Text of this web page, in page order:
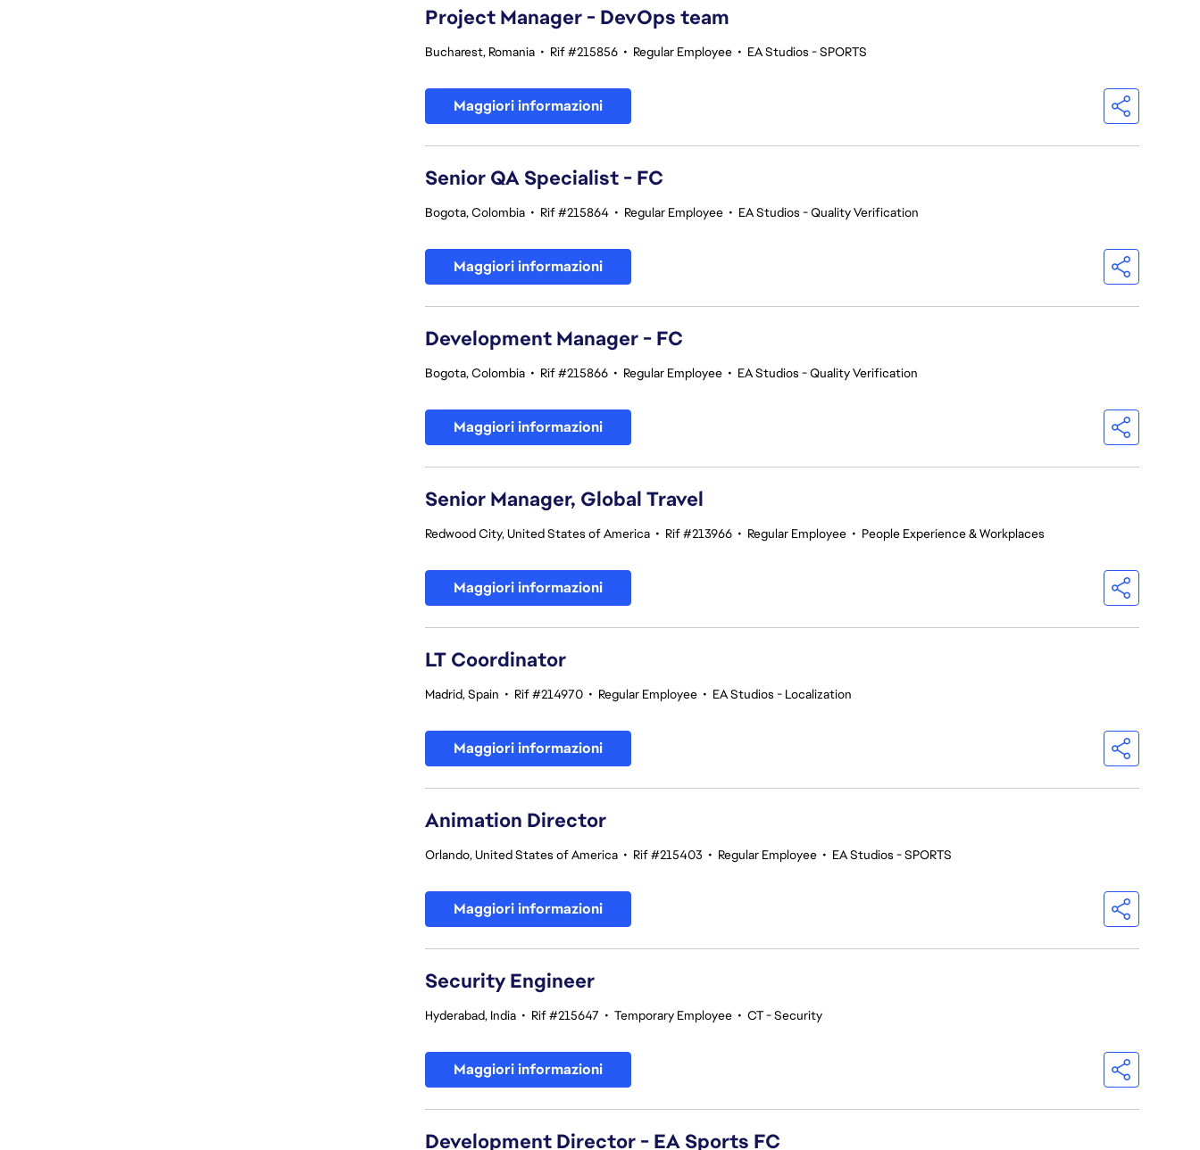
Project Manager - DevOps team
Bucharest, Romania • Rif #215856 • Regular Employee • EA Studios - SPORTS
Maggiori informazioni
Senior QA Specialist - FC
Bogota, Colombia • Rif #215864 • Regular Employee • EA Studios - Quality Verification
Maggiori informazioni
Development Manager - FC
Bogota, Colombia • Rif #215866 • Regular Employee • EA Studios - Quality Verification
Maggiori informazioni
Senior Manager, Global Travel
Redwood City, United States of America • Rif #213966 • Regular Employee • People Experience & Workplaces
Maggiori informazioni
LT Coordinator
Madrid, Spain • Rif #214970 • Regular Employee • EA Studios - Localization
Maggiori informazioni
Animation Director
Orlando, United States of America • Rif #215403 • Regular Employee • EA Studios - SPORTS
Maggiori informazioni
Security Engineer
Hyderabad, India • Rif #215647 • Temporary Employee • CT - Security
Maggiori informazioni
Development Director - EA Sports FC